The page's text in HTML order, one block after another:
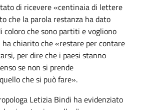
di ricevere «centinaia di lettere
che la parola restanza ha dato
coloro che sono partiti e vogliono
chiarito che «restare per contare
per dire che i paesi stanno
se non si prende
che si può fare».
Letizia Bindi ha evidenziato